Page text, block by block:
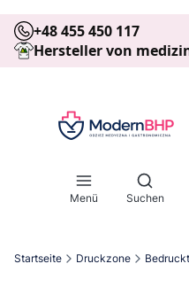
+48 455 450 117
Hersteller von
Menü Suchen
Startseite Druckzone